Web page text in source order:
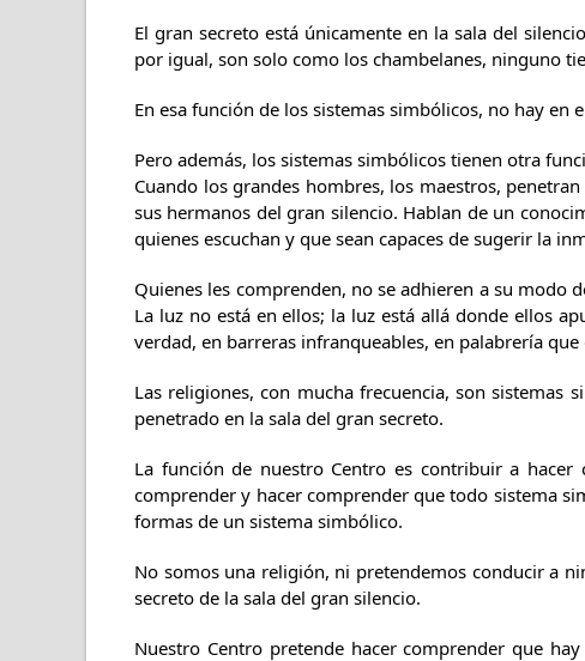
El gran secreto está únicamente en la sala del
por igual, son solo como los chambelanes, ninguno
En esa función de los sistemas simbólicos, no hay en
Pero además, los sistemas simbólicos tienen otra
Cuando los grandes hombres, los maestros,
sus hermanos del gran silencio. Hablan de un
quienes escuchan y que sean capaces de sugerir la
Quienes les comprenden, no se adhieren a su modo
La luz no está en ellos; la luz está allá donde ellos
verdad, en barreras infranqueables, en palabrería
Las religiones, con mucha frecuencia, son sistemas
penetrado en la sala del gran secreto.
La función de nuestro Centro es contribuir a
comprender y hacer comprender que todo sistema
formas de un sistema simbólico.
No somos una religión, ni pretendemos conducir a
secreto de la sala del gran silencio.
Nuestro Centro pretende hacer comprender que